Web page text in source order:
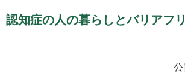
認知症の人の暮らしとバリアフ
公